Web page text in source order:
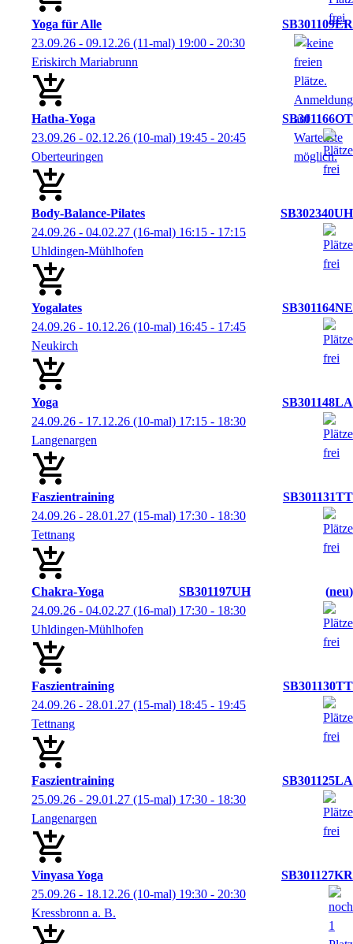
Yoga für Alle
SB301109ER
23.09.26 - 09.12.26 (11-mal) 19:00 - 20:30
Eriskirch Mariabrunn
Hatha-Yoga
SB301166OT
23.09.26 - 02.12.26 (10-mal) 19:45 - 20:45
Oberteuringen
Body-Balance-Pilates
SB302340UH
24.09.26 - 04.02.27 (16-mal) 16:15 - 17:15
Uhldingen-Mühlhofen
Yogalates
SB301164NE
24.09.26 - 10.12.26 (10-mal) 16:45 - 17:45
Neukirch
Yoga
SB301148LA
24.09.26 - 17.12.26 (10-mal) 17:15 - 18:30
Langenargen
Faszientraining
SB301131TT
24.09.26 - 28.01.27 (15-mal) 17:30 - 18:30
Tettnang
Chakra-Yoga SB301197UH
neu
24.09.26 - 04.02.27 (16-mal) 17:30 - 18:30
Uhldingen-Mühlhofen
Faszientraining
SB301130TT
24.09.26 - 28.01.27 (15-mal) 18:45 - 19:45
Tettnang
Faszientraining
SB301125LA
25.09.26 - 29.01.27 (15-mal) 17:30 - 18:30
Langenargen
Vinyasa Yoga
SB301127KR
25.09.26 - 18.12.26 (10-mal) 19:30 - 20:30
Kressbronn a. B.